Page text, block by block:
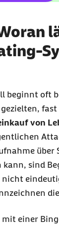
beginnt oft
fast
von
über
kann, sind
nicht
mit einer